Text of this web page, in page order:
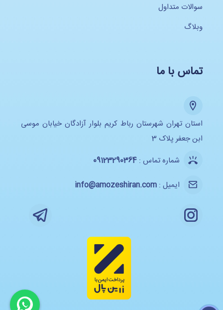
سوالات متداول
وبلاگ
تماس با ما
استان تهران شهرستان رباط کریم بلوار آزادگان خیابان موسی
ابن جعفر پلاک 3
شماره تماس :09123290364
ایمیل :info@amozeshiran.com